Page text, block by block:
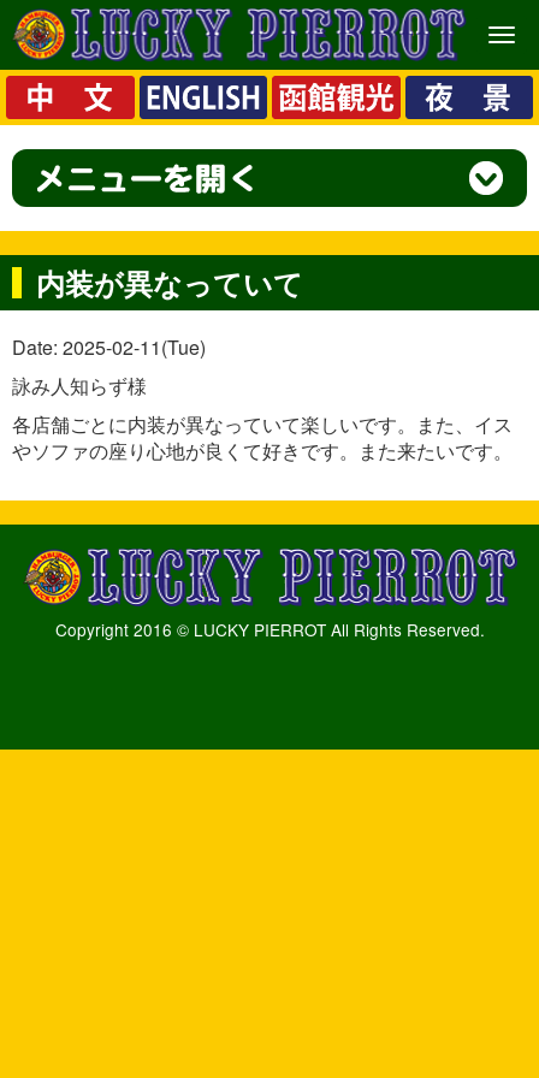
メ
ニ
ュ
ー
内装が異なっていて
Date: 2025-02-11(Tue)
詠み人知らず様
各店舗ごとに内装が異なっていて楽しいです。また、イス
やソファの座り心地が良くて好きです。また来たいです。
Copyright 2016 © LUCKY PIERROT All Rights Reserved.